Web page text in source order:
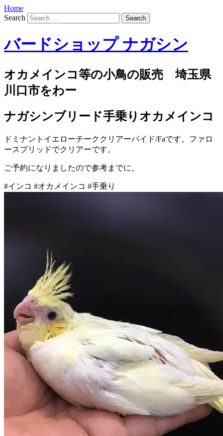
Home
Search
バードショップ ナガシン
オカメインコ等の小鳥の販売 埼玉県
川口市をわー
ナガシンブリード手乗りオカメインコ
ドミナントイエローチーククリアーパイド/Faです。ファロ
ースプリッドでクリアーです。
ご予約になりましたので参考までに。
#インコ #オカメインコ #手乗り